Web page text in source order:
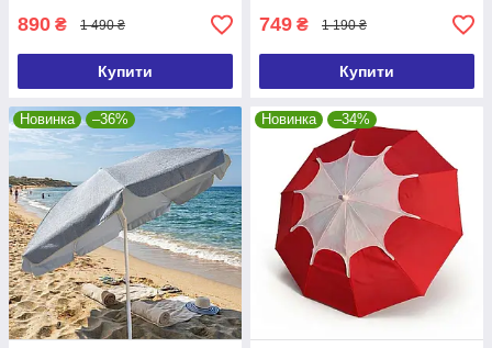
890 ₴ 1 490 ₴
Купити
749 ₴ 1 190 ₴
Купити
Новинка –36% Новинка –34%